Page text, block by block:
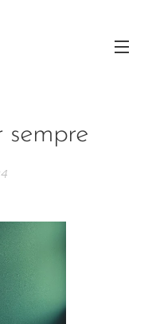
sempre